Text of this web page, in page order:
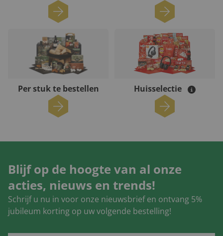
Per stuk te bestellen Huisselectie
Blijf op de hoogte van al onze
acties, nieuws en trends!
Schrijf u nu in voor onze nieuwsbrief en ontvang 5%
jubileum korting op uw volgende bestelling!